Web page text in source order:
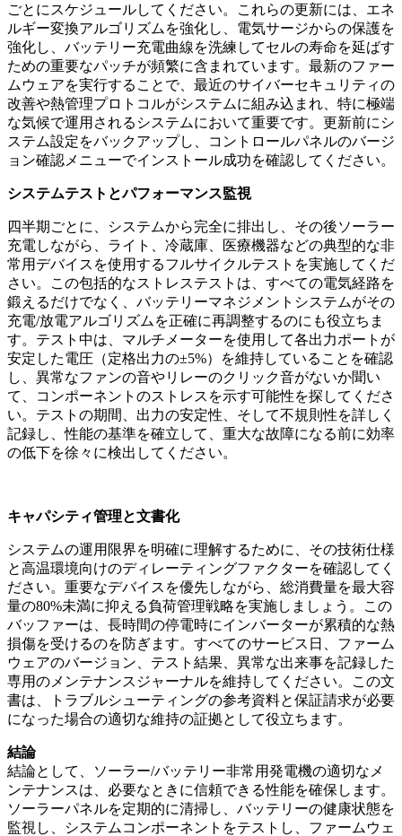
ごとにスケジュールしてください。これらの更新には、エネ
ルギー変換アルゴリズムを強化し、電気サージからの保護を
強化し、バッテリー充電曲線を洗練してセルの寿命を延ばす
ための重要なパッチが頻繁に含まれています。最新のファー
ムウェアを実行することで、最近のサイバーセキュリティの
改善や熱管理プロトコルがシステムに組み込まれ、特に極端
な気候で運用されるシステムにおいて重要です。更新前にシ
ステム設定をバックアップし、コントロールパネルのバージ
ョン確認メニューでインストール成功を確認してください。
システムテストとパフォーマンス監視
四半期ごとに、システムから完全に排出し、その後ソーラー
充電しながら、ライト、冷蔵庫、医療機器などの典型的な非
常用デバイスを使用するフルサイクルテストを実施してくだ
さい。この包括的なストレステストは、すべての電気経路を
鍛えるだけでなく、バッテリーマネジメントシステムがその
充電/放電アルゴリズムを正確に再調整するのにも役立ちま
す。テスト中は、マルチメーターを使用して各出力ポートが
安定した電圧（定格出力の±5%）を維持していることを確認
し、異常なファンの音やリレーのクリック音がないか聞い
て、コンポーネントのストレスを示す可能性を探してくださ
い。テストの期間、出力の安定性、そして不規則性を詳しく
記録し、性能の基準を確立して、重大な故障になる前に効率
の低下を徐々に検出してください。
キャパシティ管理と文書化
システムの運用限界を明確に理解するために、その技術仕様
と高温環境向けのディレーティングファクターを確認してく
ださい。重要なデバイスを優先しながら、総消費量を最大容
量の80%未満に抑える負荷管理戦略を実施しましょう。この
バッファーは、長時間の停電時にインバーターが累積的な熱
損傷を受けるのを防ぎます。すべてのサービス日、ファーム
ウェアのバージョン、テスト結果、異常な出来事を記録した
専用のメンテナンスジャーナルを維持してください。この文
書は、トラブルシューティングの参考資料と保証請求が必要
になった場合の適切な維持の証拠として役立ちます。
結論
結論として、ソーラー/バッテリー非常用発電機の適切なメ
ンテナンスは、必要なときに信頼できる性能を確保します。
ソーラーパネルを定期的に清掃し、バッテリーの健康状態を
監視し、システムコンポーネントをテストし、ファームウェ